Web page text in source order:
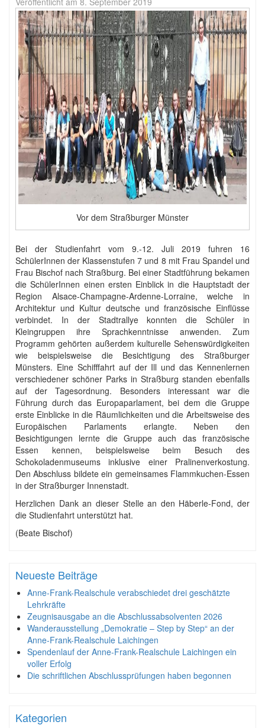
Vor dem Straßburger Münster
Bei der Studienfahrt vom 9.-12. Juli 2019 fuhren 16
SchülerInnen der Klassenstufen 7 und 8 mit Frau Spandel und
Frau Bischof nach Straßburg. Bei einer Stadtführung bekamen
die SchülerInnen einen ersten Einblick in die Hauptstadt der
Region Alsace-Champagne-Ardenne-Lorraine, welche in
Architektur und Kultur deutsche und französische Einflüsse
verbindet. In der Stadtrallye konnten die Schüler in
Kleingruppen ihre Sprachkenntnisse anwenden. Zum
Programm gehörten außerdem kulturelle Sehenswürdigkeiten
wie beispielsweise die Besichtigung des Straßburger
Münsters. Eine Schifffahrt auf der Ill und das Kennenlernen
verschiedener schöner Parks in Straßburg standen ebenfalls
auf der Tagesordnung. Besonders interessant war die
Führung durch das Europaparlament, bei dem die Gruppe
erste Einblicke in die Räumlichkeiten und die Arbeitsweise des
Europäischen Parlaments erlangte. Neben den
Besichtigungen lernte die Gruppe auch das französische
Essen kennen, beispielsweise beim Besuch des
Schokoladenmuseums inklusive einer Pralinenverkostung.
Den Abschluss bildete ein gemeinsames Flammkuchen-Essen
in der Straßburger Innenstadt.
Herzlichen Dank an dieser Stelle an den Häberle-Fond, der
die Studienfahrt unterstützt hat.
(Beate Bischof)
Neueste Beiträge
Anne-Frank-Realschule verabschiedet drei geschätzte
Lehrkräfte
Zeugnisausgabe an die Abschlussabsolventen 2026
Wanderausstellung „Demokratie – Step by Step“ an der
Anne-Frank-Realschule Laichingen
Spendenlauf der Anne-Frank-Realschule Laichingen ein
voller Erfolg
Die schriftlichen Abschlussprüfungen haben begonnen
Kategorien